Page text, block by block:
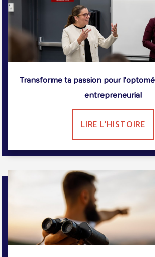
Transforme ta passion pour l’optométrie
entrepreneurial
LIRE L’HISTOIRE